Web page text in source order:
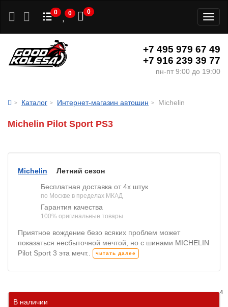
0 0 0
+7 495 979 67 49
+7 916 239 39 77
пн-пт 9:00 до 19:00
Каталог Интернет-магазин автошин Michelin
Michelin Pilot Sport PS3
Michelin
Летний сезон
Бесплатная доставка от 4х штук
по Москве в пределах МКАД
Гарантия качества
100% оригинальные товары
Приятное вождение безо всяких проблем может
показаться несбыточной мечтой, но с шинами MICHELIN
Pilot Sport 3 эта мечт..
читать далее
В наличии
4